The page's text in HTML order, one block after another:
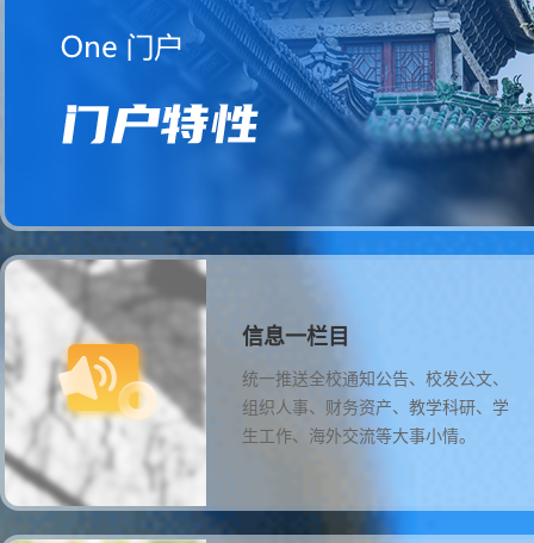
信息一栏目
统一推送全校通知公告、校发公文、
组织人事、财务资产、教学科研、学
生工作、海外交流等大事小情。